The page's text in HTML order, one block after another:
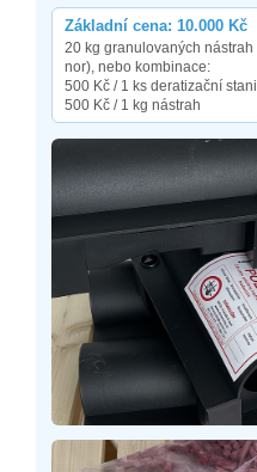
Základní cena: 10.000 Kč
20 kg granulovaných
nor), nebo kombinace:
500 Kč / 1 ks deratizační
500 Kč / 1 kg nástrah